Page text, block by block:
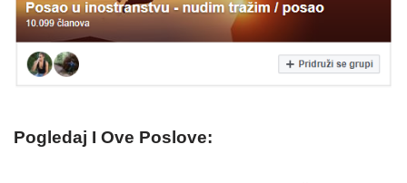
Pogledaj I Ove Poslove: